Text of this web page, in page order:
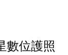
數位護照